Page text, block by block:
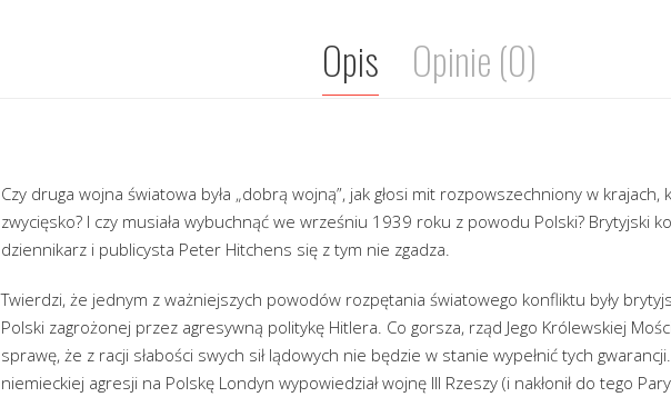
Opis Opinie (0)
Czy druga wojna światowa była „dobrą wojną”, jak głosi mit rozpowszechniony w krajach,
zwycięsko? I czy musiała wybuchnąć we wrześniu 1939 roku z powodu Polski? Brytyjski
dziennikarz i publicysta Peter Hitchens się z tym nie zgadza.
Twierdzi, że jednym z ważniejszych powodów rozpętania światowego konfliktu były
Polski zagrożonej przez agresywną politykę Hitlera. Co gorsza, rząd Jego Królewskiej
sprawę, że z racji słabości swych sił lądowych nie będzie w stanie wypełnić tych
niemieckiej agresji na Polskę Londyn wypowiedział wojnę III Rzeszy (i nakłonił do tego